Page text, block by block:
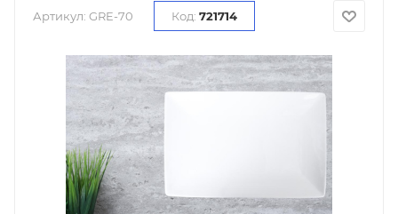
Артикул: GRE-70 Код: 721714